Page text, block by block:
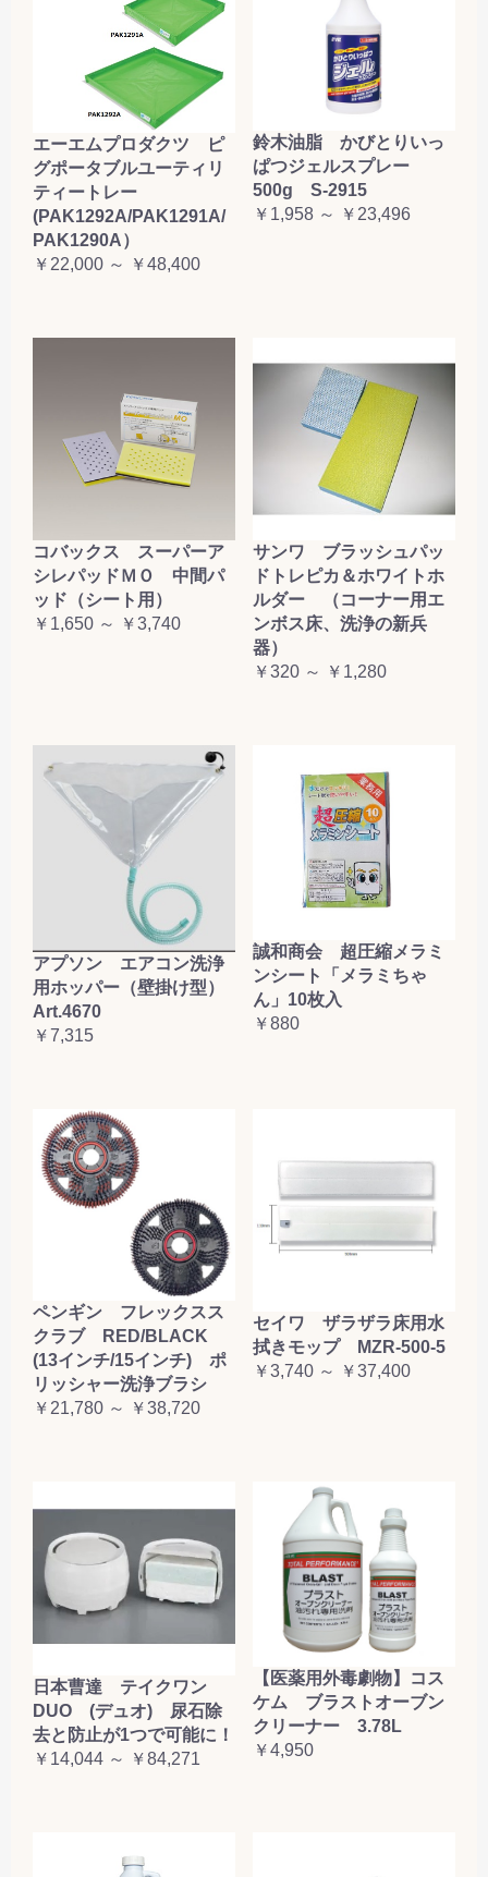
エーエムプロダクツ ピ
グポータブルユーティリ
ティートレー
(PAK1292A/PAK1291A/
PAK1290A）
￥22,000 ～ ￥48,400
鈴木油脂 かびとりいっ
ぱつジェルスプレー
500g S-2915
￥1,958 ～ ￥23,496
コバックス スーパーア
シレパッドＭＯ 中間パ
ッド（シート用）
￥1,650 ～ ￥3,740
サンワ ブラッシュパッ
ドトレピカ＆ホワイトホ
ルダー （コーナー用エ
ンボス床、洗浄の新兵
器）
￥320 ～ ￥1,280
アプソン エアコン洗浄
用ホッパー（壁掛け型）
Art.4670
￥7,315
誠和商会 超圧縮メラミ
ンシート「メラミちゃ
ん」10枚入
￥880
ペンギン フレックスス
クラブ RED/BLACK
(13インチ/15インチ) ポ
リッシャー洗浄ブラシ
￥21,780 ～ ￥38,720
セイワ ザラザラ床用水
拭きモップ MZR-500-5
￥3,740 ～ ￥37,400
日本曹達 テイクワン
DUO (デュオ) 尿石除
去と防止が1つで可能に！
￥14,044 ～ ￥84,271
【医薬用外毒劇物】コス
ケム ブラストオーブン
クリーナー 3.78L
￥4,950